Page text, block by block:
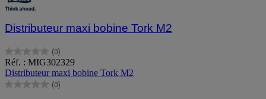
Distributeur maxi bobine Tork M2
(0)
0.0
sur
5
étoiles.
Réf. : MIG302329
Distributeur maxi bobine Tork M2
(0)
0.0